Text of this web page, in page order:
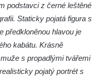
v
na
podstavci z černé leštěné
Staticky pojatá figura s
předkloněnou hlavou je
kabátu. Krásně
s propadlými tvářemi
pojatý portrét s